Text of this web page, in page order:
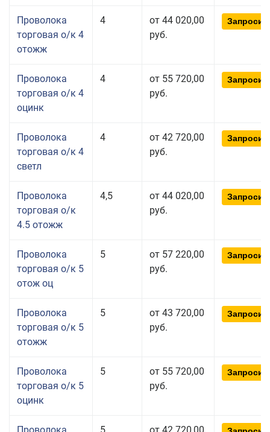
Проволока
торговая о/к 4
отожж
4
от 44 020,00
руб.
Проволока
торговая о/к 4
оцинк
4
от 55 720,00
руб.
Проволока
торговая о/к 4
светл
4
от 42 720,00
руб.
Проволока
торговая о/к
4.5 отожж
4,5
от 44 020,00
руб.
Проволока
торговая о/к 5
отож оц
5
от 57 220,00
руб.
Проволока
торговая о/к 5
отожж
5
от 43 720,00
руб.
Проволока
торговая о/к 5
оцинк
5
от 55 720,00
руб.